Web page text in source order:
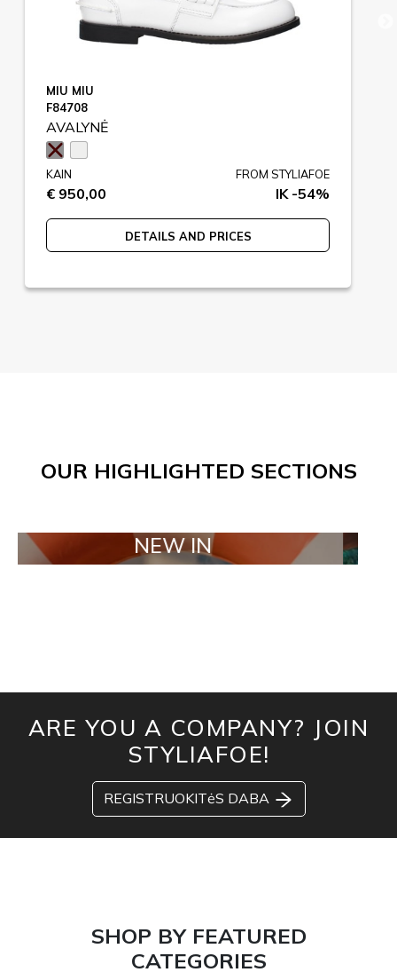
MIU MIU
F84708
AVALYNĖ
KAIN
€ 950,00
FROM STYLIAFOE
IK -54%
DETAILS AND PRICES
OUR HIGHLIGHTED SECTIONS
NEW IN
ARE YOU A COMPANY? JOIN
STYLIAFOE!
REGISTRUOKITėS DABA
SHOP BY FEATURED
CATEGORIES